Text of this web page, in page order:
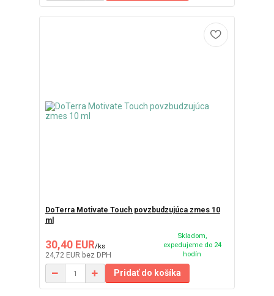
DoTerra Motivate Touch povzbudzujúca zmes 10
ml
30,40 EUR/ks
24,72 EUR bez DPH
Skladom,
expedujeme do 24
hodín
Pridať do košíka